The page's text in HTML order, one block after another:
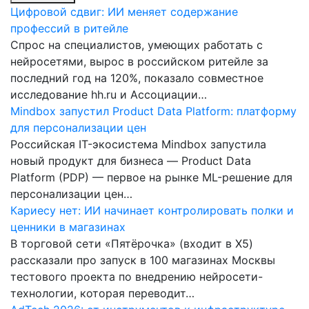
Цифровой сдвиг: ИИ меняет содержание
профессий в ритейле
Спрос на специалистов, умеющих работать с
нейросетями, вырос в российском ритейле за
последний год на 120%, показало совместное
исследование hh.ru и Ассоциации…
Mindbox запустил Product Data Platform: платформу
для персонализации цен
Российская IT-экосистема Mindbox запустила
новый продукт для бизнеса — Product Data
Platform (PDP) — первое на рынке ML-решение для
персонализации цен…
Кариесу нет: ИИ начинает контролировать полки и
ценники в магазинах
В торговой сети «Пятёрочка» (входит в X5)
рассказали про запуск в 100 магазинах Москвы
тестового проекта по внедрению нейросети-
технологии, которая переводит…